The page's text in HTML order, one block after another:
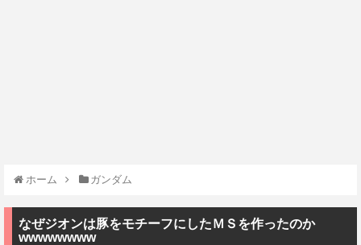
ホーム ガンダム
なぜジオンは豚をモチーフにしたＭＳを作ったのか
wwwwwwww